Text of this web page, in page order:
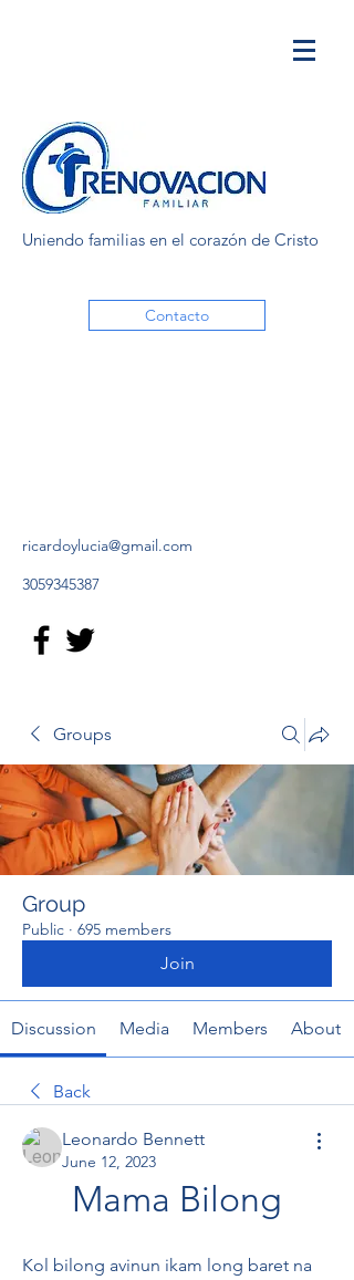
Uniendo familias en el corazón de Cristo
Contacto
ricardoylucia@gmail.com
3059345387
Groups
Group
Public · 695 members
Join
Discussion Media Members About
Back
Leonardo Bennett
June 12, 2023
Mama Bilong
Kol bilong avinun ikam long baret na